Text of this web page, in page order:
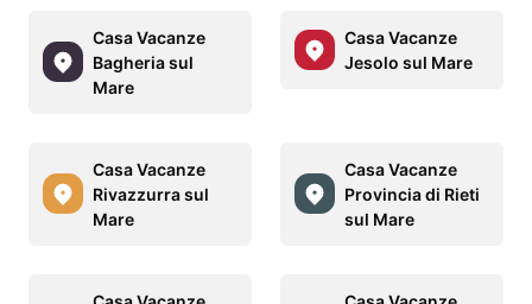
Casa Vacanze
Bagheria sul
Mare
Casa Vacanze
Jesolo sul Mare
Casa Vacanze
Rivazzurra sul
Mare
Casa Vacanze
Provincia di Rieti
sul Mare